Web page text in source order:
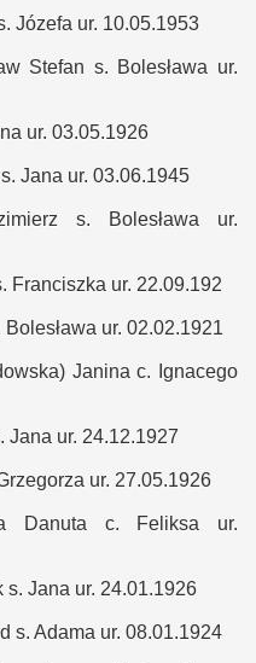
Józefa ur. 10.05.1953
Stefan s. Bolesława ur.
ur. 03.05.1926
Jana ur. 03.06.1945
s. Bolesława ur.
Franciszka ur. 22.09.192
ur. 02.02.1921
Janina c. Ignacego
Jana ur. 24.12.1927
ur. 27.05.1926
Danuta c. Feliksa ur.
s. Jana ur. 24.01.1926
s. Adama ur. 08.01.1924